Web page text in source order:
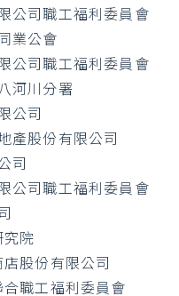
司職工福利委員會
業公會
司職工福利委員會
河川分署
公司
股份有限公司
司
司職工福利委員會
院
股份有限公司
職工福利委員會